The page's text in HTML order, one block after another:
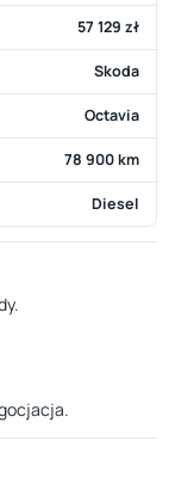
57 129 zł
Skoda
Octavia
78 900 km
Diesel